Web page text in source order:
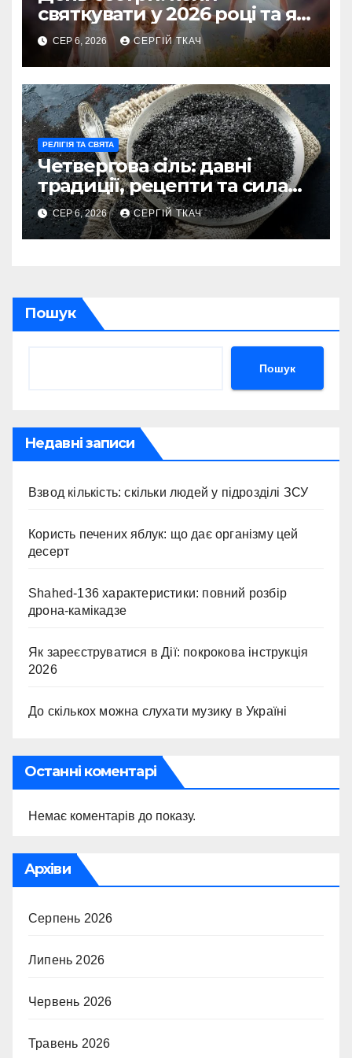
святкувати у 2026 році та як
зробити його незабутнім
СЕР 6, 2026 СЕРГІЙ ТКАЧ
РЕЛІГІЯ ТА СВЯТА
Четвергова сіль: давні
традиції, рецепти та сила
оберегу
СЕР 6, 2026 СЕРГІЙ ТКАЧ
Пошук
Пошук
Недавні записи
Взвод кількість: скільки людей у підрозділі ЗСУ
Користь печених яблук: що дає організму цей
десерт
Shahed-136 характеристики: повний розбір
дрона-камікадзе
Як зареєструватися в Дії: покрокова інструкція
2026
До скількох можна слухати музику в Україні
Останні коментарі
Немає коментарів до показу.
Архіви
Серпень 2026
Липень 2026
Червень 2026
Травень 2026